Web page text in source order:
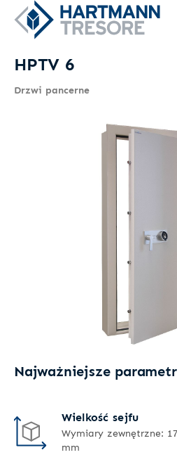
HPTV 6
Drzwi pancerne
Najważniejsze
Wielkość sejfu
Wymiary zewnętrzne:
mm